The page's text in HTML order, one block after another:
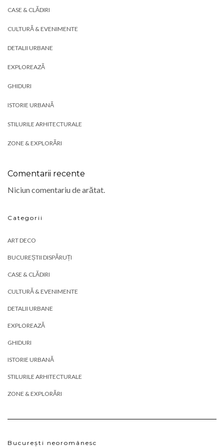
CASE & CLĂDIRI
CULTURĂ & EVENIMENTE
DETALII URBANE
EXPLOREAZĂ
GHIDURI
ISTORIE URBANĂ
STILURILE ARHITECTURALE
ZONE & EXPLORĂRI
Comentarii recente
Niciun comentariu de arătat.
Categorii
ART DECO
BUCUREȘTII DISPĂRUȚI
CASE & CLĂDIRI
CULTURĂ & EVENIMENTE
DETALII URBANE
EXPLOREAZĂ
GHIDURI
ISTORIE URBANĂ
STILURILE ARHITECTURALE
ZONE & EXPLORĂRI
București neoromânesc